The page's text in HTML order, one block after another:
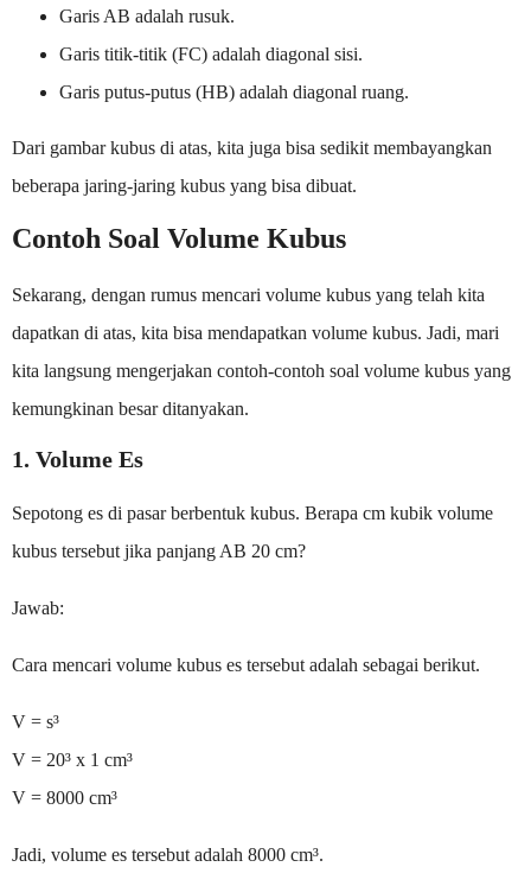
Garis AB adalah rusuk.
Garis titik-titik (FC) adalah diagonal sisi.
Garis putus-putus (HB) adalah diagonal ruang.
Dari gambar kubus di atas, kita juga bisa sedikit membayangkan
beberapa jaring-jaring kubus yang bisa dibuat.
Contoh Soal Volume Kubus
Sekarang, dengan rumus mencari volume kubus yang telah kita
dapatkan di atas, kita bisa mendapatkan volume kubus. Jadi, mari
kita langsung mengerjakan contoh-contoh soal volume kubus yang
kemungkinan besar ditanyakan.
1. Volume Es
Sepotong es di pasar berbentuk kubus. Berapa cm kubik volume
kubus tersebut jika panjang AB 20 cm?
Jawab:
Cara mencari volume kubus es tersebut adalah sebagai berikut.
V = s³
V = 20³ x 1 cm³
V = 8000 cm³
Jadi, volume es tersebut adalah 8000 cm³.